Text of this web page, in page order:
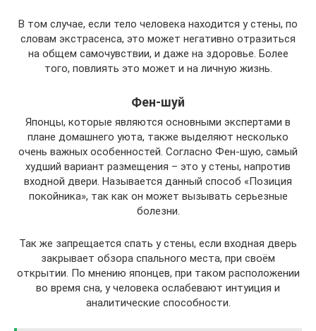
В том случае, если тело человека находится у стены, по
словам экстрасенса, это может негативно отразиться
на общем самочувствии, и даже на здоровье. Более
того, повлиять это может и на личную жизнь.
Фен-шуй
Японцы, которые являются основными экспертами в
плане домашнего уюта, также выделяют несколько
очень важных особенностей. Согласно Фен-шую, самый
худший вариант размещения – это у стены, напротив
входной двери. Называется данный способ «Позиция
покойника», так как он может вызывать серьезные
болезни.
Так же запрещается спать у стены, если входная дверь
закрывает обзора спального места, при своём
открытии. По мнению японцев, при таком расположении
во время сна, у человека ослабевают интуиция и
аналитические способности.